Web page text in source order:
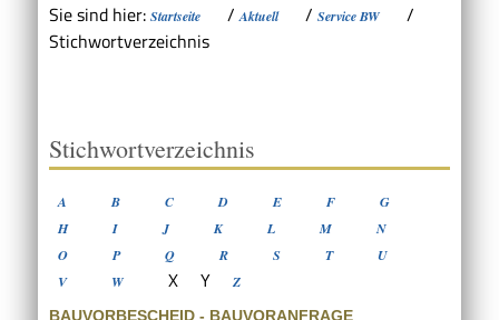
Sie sind hier: Startseite /Aktuell / Service BW
/
Stichwortverzeichnis
Stichwortverzeichnis
A B C D E F
G
H
I J K L M
N
O
P Q R S T
U
V
W X Y Z
BAUVORBESCHEID - BAUVORANFRAGE